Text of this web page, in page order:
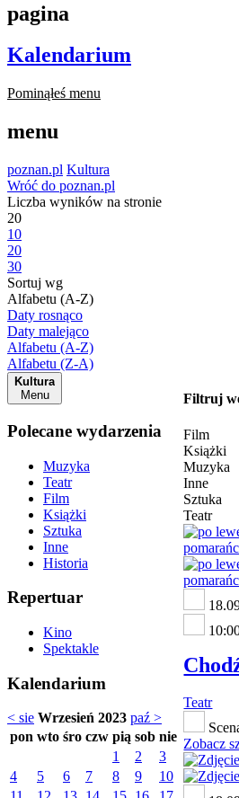
pagina
Kalendarium
Pominąłeś menu
menu
poznan.pl Kultura
Wróć do poznan.pl
Liczba wyników na stronie
20
10
20
30
Sortuj wg
Alfabetu (A-Z)
Daty rosnąco
Daty malejąco
Alfabetu (A-Z)
Alfabetu (Z-A)
Kultura
Menu
Polecane wydarzenia
Muzyka
Teatr
Film
Książki
Sztuka
Inne
Historia
Repertuar
Kino
Spektakle
Kalendarium
< sie Wrzesień 2023 paź >
pon wto śro czw pią sob nie
1
2
3
4
5 6 7 8 9
10
Filtruj
Film
Książki
Muzyka
Inne
Sztuka
Teatr
Teatr
Zobacz